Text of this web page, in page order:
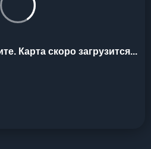
Карта скоро загрузится...